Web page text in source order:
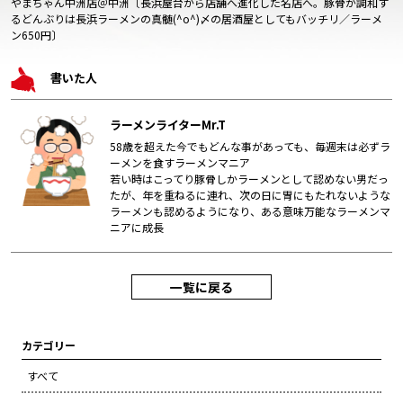
るどんぶりは長浜ラーメンの真髄(^o^)〆の居酒屋としてもバッチリ／ラーメ
ン650円〕
書いた人
ラーメンライターMr.T
58歳を超えた今でもどんな事があっても、毎週末は必ずラ
ーメンを食すラーメンマニア
若い時はこってり豚骨しかラーメンとして認めない男だっ
たが、年を重ねるに連れ、次の日に胃にもたれないような
ラーメンも認めるようになり、ある意味万能なラーメンマ
ニアに成長
一覧に戻る
カテゴリー
すべて